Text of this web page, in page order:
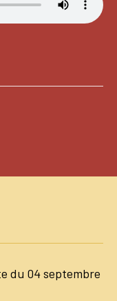
du 04 septembre